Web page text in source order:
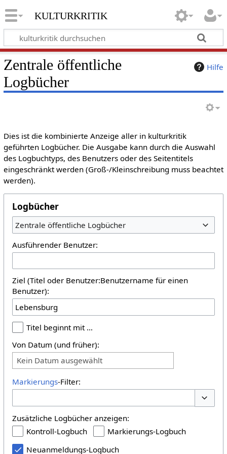
kulturkritik
Hilfe
Zentrale öffentliche
Logbücher
Dies ist die kombinierte Anzeige aller in kulturkritik
geführten Logbücher. Die Ausgabe kann durch die Auswahl
des Logbuchtyps, des Benutzers oder des Seitentitels
eingeschränkt werden (Groß-/Kleinschreibung muss beachtet
werden).
Logbücher
Zentrale öffentliche Logbücher
Ausführender Benutzer:
Ziel (Titel oder Benutzer:Benutzername für einen
Benutzer):
Titel beginnt mit …
Von Datum (und früher):
Kein Datum ausgewählt
Markierungs-Filter:
Zusätzliche Logbücher anzeigen:
Kontroll-Logbuch
Markierungs-Logbuch
Neuanmeldungs-Logbuch